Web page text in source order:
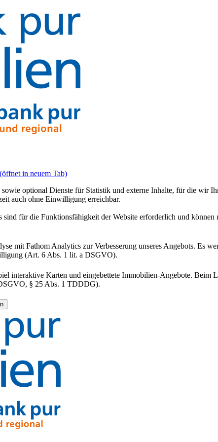
(öffnet in neuem Tab)
optional Dienste für Statistik und externe Inhalte, für die wir
auch ohne Einwilligung erreichbar.
sind für die Funktionsfähigkeit der Website erforderlich und
mit Fathom Analytics zur Verbesserung unseres Angebots. Es
(Art. 6 Abs. 1 lit. a DSGVO).
interaktive Karten und eingebettete Immobilien-Angebote. Beim
§ 25 Abs. 1 TDDDG).